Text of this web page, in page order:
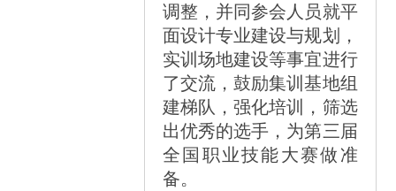
调整，并同参会人员就平
面设计专业建设与规划，
实训场地建设等事宜进行
了交流，鼓励集训基地组
建梯队，强化培训，筛选
出优秀的选手，为第三届
全国职业技能大赛做准
备。